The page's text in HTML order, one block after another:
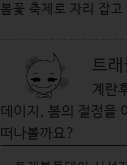
봄꽃 축제로 자리 잡
트
계란
데이지, 봄의 절정을
떠나볼까요?